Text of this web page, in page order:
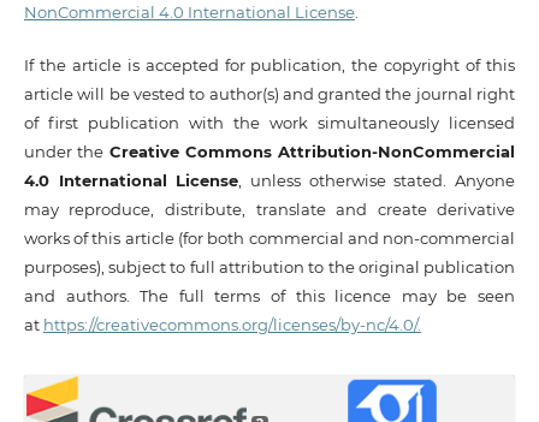
NonCommercial 4.0 International License.
If the article is accepted for publication, the copyright of this
article will be vested to author(s) and granted the journal right
of first publication with the work simultaneously licensed
under the Creative Commons Attribution-NonCommercial
4.0 International License , unless otherwise stated. Anyone
may reproduce, distribute, translate and create derivative
works of this article (for both commercial and non-commercial
purposes), subject to full attribution to the original publication
and authors. The full terms of this licence may be seen
at https://creativecommons.org/licenses/by-nc/4.0/.